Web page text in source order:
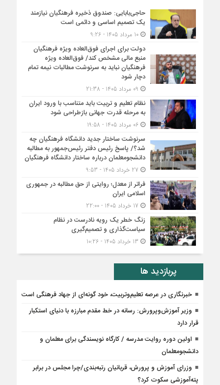
حاجی‌بابایی: صندوق ذخیره فرهنگیان نیازمند
یک تصمیم اساسی و دائمی است
10 مرداد 1405 - 9:26
دولت برای اجرای فوق‌العاده ویژه فرهنگیان
منبع مالی مشخص کند/ فوق‌العاده ویژه
فرهنگیان نباید به سرنوشت مطالبات نیمه‌ تمام
دچار شود
نظام تعلیم و تربیت باید متناسب با ورود ایران
به مرحله قدرت جهانی بازطراحی شود
06 مرداد 1405 - 19:58
سرنوشت ساختار جدید دانشگاه فرهنگیان چه
شد؟/ پاسخ رئیس دفتر رئیس‌جمهور به مطالبه
دانشجومعلمان درباره ساختار دانشگاه فرهنگیان
فراتر از معدل؛ روایتی از حق مطالبه در جمهوری
اسلامی ایران
زنگ خطر یک رویه نادرست در نظام
سیاست‌گذاری و تصمیم‌گیری
پربازدید ها
خبرنگاری در عرصه تعلیم‌وتربیت، خود گونه‌ای از جهاد فرهنگی است
وزیر آموزش‌وپرورش: رسانه در خط مقدم مبارزه با دنیای استکبار
قرار دارد
اولین دوره روایت مدرسه / کارگاه نویسندگی برای معلمان و
دانشجومعلمان
وزراى آموزش و پرورش، قربانیان رتبه‌بندى/چرا مجلس در برابر
پته‌آموزشی سکوت کرد؟